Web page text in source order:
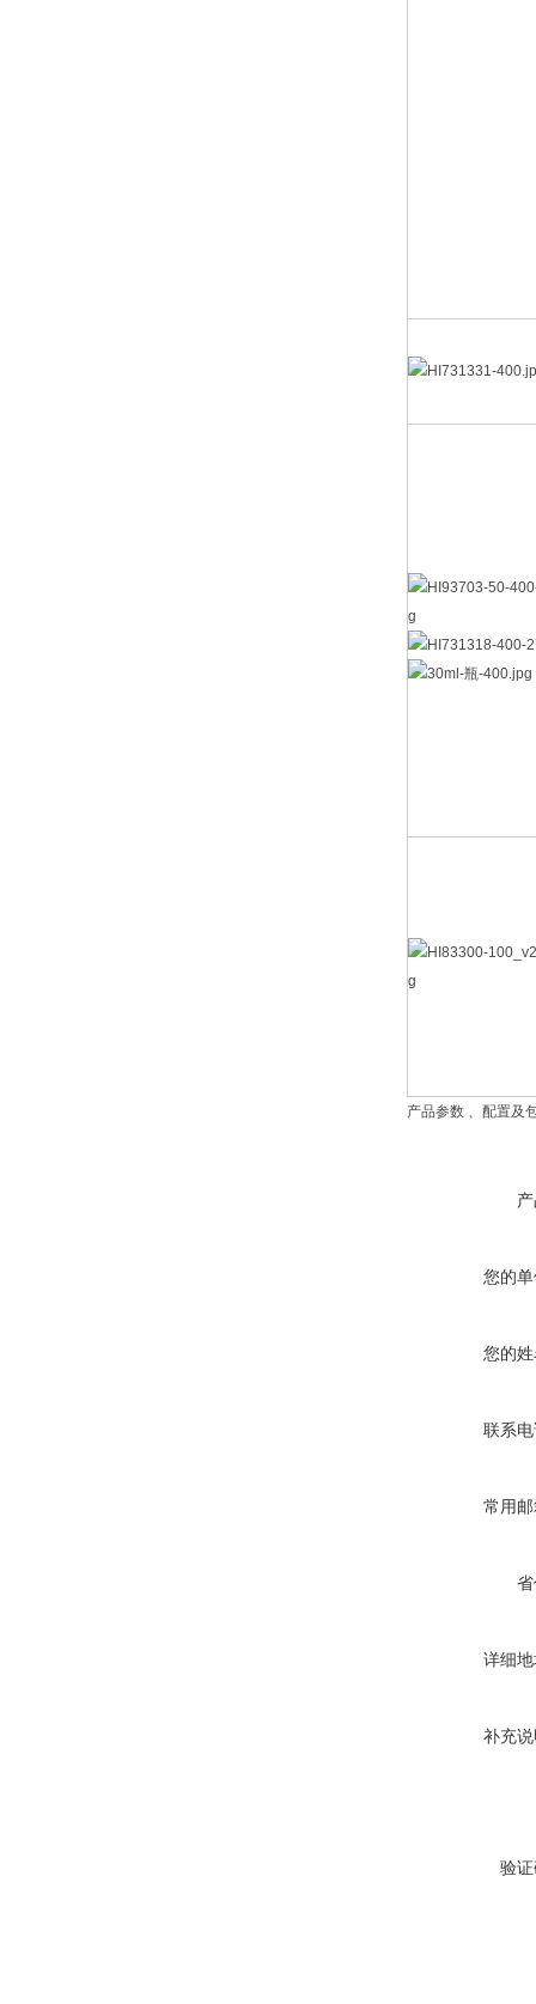
产品参数 、配置及
您的
您的
联系
常用
详细
补充
验